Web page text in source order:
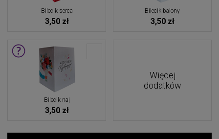
Bilecik serca
3,50 zł
Bilecik balony
3,50 zł
Bilecik naj
3,50 zł
Więcej
dodatków